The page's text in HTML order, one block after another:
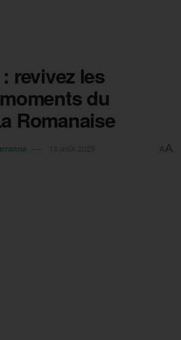
revivez les
du
Romanaise
AA